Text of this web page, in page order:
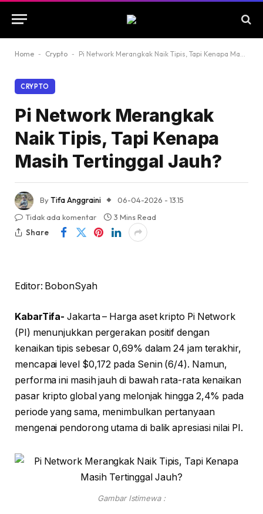
Home - Crypto - Pi Network Merangkak Naik Tipis, Tapi Kenapa Masih Tertinggal Jauh?
CRYPTO
Pi Network Merangkak
Naik Tipis, Tapi Kenapa
Masih Tertinggal Jauh?
ByTifa Anggraini
06-04-2026 - 13.15
Tidak ada komentar
3 Mins Read
Share
Editor: BobonSyah
KabarTifa- Jakarta – Harga aset kripto Pi Network
(PI) menunjukkan pergerakan positif dengan
kenaikan tipis sebesar 0,69% dalam 24 jam terakhir,
mencapai level $0,172 pada Senin (6/4). Namun,
performa ini masih jauh di bawah rata-rata kenaikan
pasar kripto global yang melonjak hingga 2,4% pada
periode yang sama, menimbulkan pertanyaan
mengenai pendorong utama di balik apresiasi nilai PI.
Gambar Istimewa :